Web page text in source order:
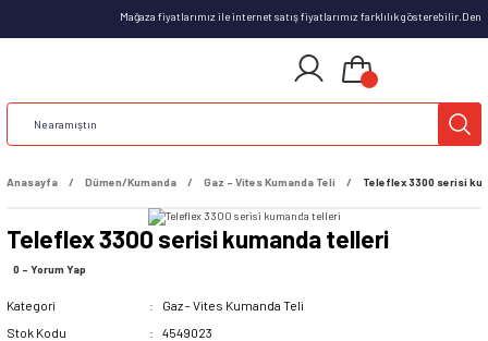
Mağaza fiyatlarımız ile internet satış fiyatlarımız farklılık
Anasayfa Dümen/Kumanda Gaz - Vites Kumanda Teli Teleflex 3300 serisi
Teleflex 3300 serisi kumanda telleri
0 - Yorum Yap
Kategori
Gaz - Vites Kumanda Teli
Stok Kodu
4549023